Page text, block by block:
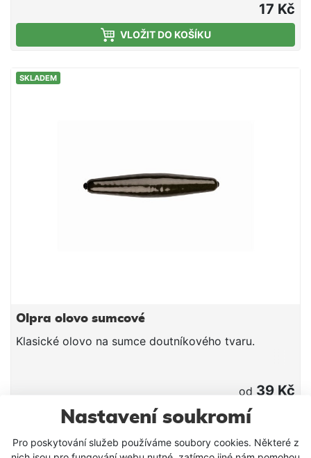
Nastavení soukromí
Pro poskytování služeb používáme soubory cookies. Některé z
háčkem proměníte více záběru a zároveň nehrozí, že
háček na velké rybě tzv. narovnáte. V hlavičce jigu je
17 Kč
VLOŽIT DO KOŠÍKU
SKLADEM
Olpra olovo sumcové
Klasické olovo na sumce doutníkového tvaru.
od 39 Kč
DETAIL PRODUKTU